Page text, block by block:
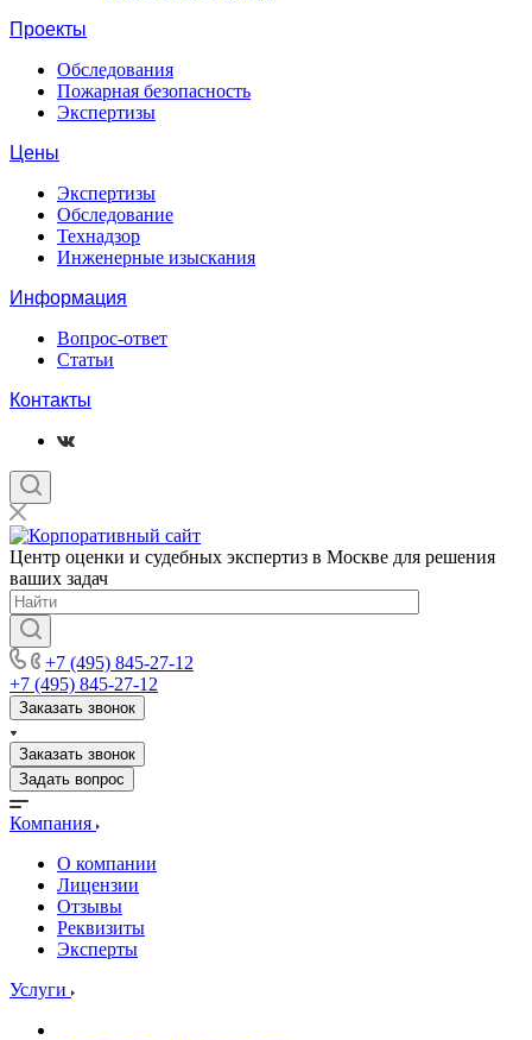
Проекты
Обследования
Пожарная безопасность
Экспертизы
Цены
Экспертизы
Обследование
Технадзор
Инженерные изыскания
Информация
Вопрос-ответ
Статьи
Контакты
Центр оценки и судебных экспертиз в Москве для решения
ваших задач
+7 (495) 845-27-12
+7 (495) 845-27-12
Заказать звонок
Заказать звонок
Задать вопрос
Компания
О компании
Лицензии
Отзывы
Реквизиты
Эксперты
Услуги